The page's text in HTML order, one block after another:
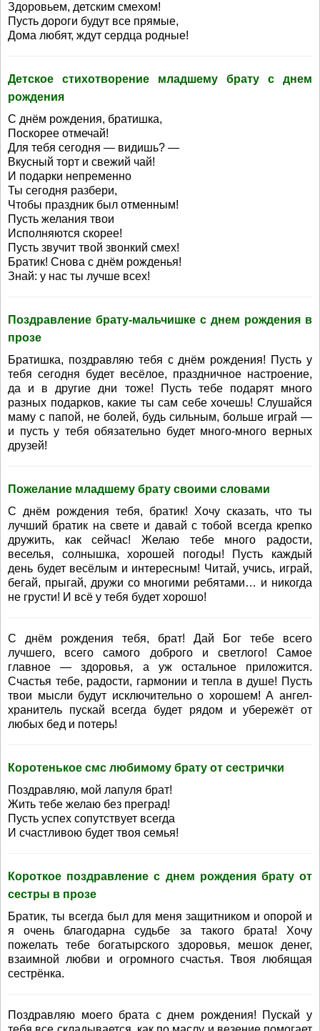
Здоровьем, детским смехом!
Пусть дороги будут все прямые,
Дома любят, ждут сердца родные!
Детское стихотворение младшему брату с днем
рождения
С днём рождения, братишка,
Поскорее отмечай!
Для тебя сегодня — видишь? —
Вкусный торт и свежий чай!
И подарки непременно
Ты сегодня разбери,
Чтобы праздник был отменным!
Пусть желания твои
Исполняются скорее!
Пусть звучит твой звонкий смех!
Братик! Снова с днём рожденья!
Знай: у нас ты лучше всех!
Поздравление брату-мальчишке с днем рождения в
прозе
Братишка, поздравляю тебя с днём рождения! Пусть у
тебя сегодня будет весёлое, праздничное настроение,
да и в другие дни тоже! Пусть тебе подарят много
разных подарков, какие ты сам себе хочешь! Слушайся
маму с папой, не болей, будь сильным, больше играй —
и пусть у тебя обязательно будет много-много верных
друзей!
Пожелание младшему брату своими словами
С днём рождения тебя, братик! Хочу сказать, что ты
лучший братик на свете и давай с тобой всегда крепко
дружить, как сейчас! Желаю тебе много радости,
веселья, солнышка, хорошей погоды! Пусть каждый
день будет весёлым и интересным! Читай, учись, играй,
бегай, прыгай, дружи со многими ребятами… и никогда
не грусти! И всё у тебя будет хорошо!
С днём рождения тебя, брат! Дай Бог тебе всего
лучшего, всего самого доброго и светлого! Самое
главное — здоровья, а уж остальное приложится.
Счастья тебе, радости, гармонии и тепла в душе! Пусть
твои мысли будут исключительно о хорошем! А ангел-
хранитель пускай всегда будет рядом и убережёт от
любых бед и потерь!
Коротенькое смс любимому брату от сестрички
Поздравляю, мой лапуля брат!
Жить тебе желаю без преград!
Пусть успех сопутствует всегда
И счастливою будет твоя семья!
Короткое поздравление с днем рождения брату от
сестры в прозе
Братик, ты всегда был для меня защитником и опорой и
я очень благодарна судьбе за такого брата! Хочу
пожелать тебе богатырского здоровья, мешок денег,
взаимной любви и огромного счастья. Твоя любящая
сестрёнка.
Поздравляю моего брата с днем рождения! Пускай у